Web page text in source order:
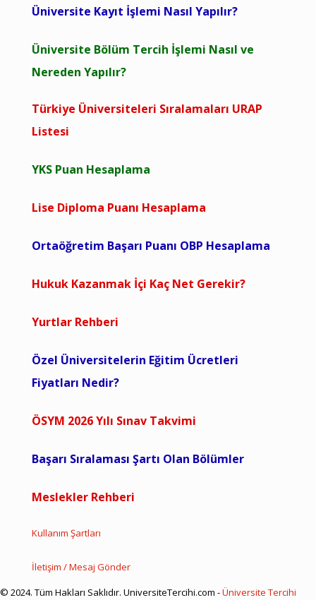
Üniversite Kayıt İşlemi Nasıl Yapılır?
Üniversite Bölüm Tercih İşlemi Nasıl ve
Nereden Yapılır?
Türkiye Üniversiteleri Sıralamaları URAP
Listesi
YKS Puan Hesaplama
Lise Diploma Puanı Hesaplama
Ortaöğretim Başarı Puanı OBP Hesaplama
Hukuk Kazanmak İçi Kaç Net Gerekir?
Yurtlar Rehberi
Özel Üniversitelerin Eğitim Ücretleri
Fiyatları Nedir?
ÖSYM 2026 Yılı Sınav Takvimi
Başarı Sıralaması Şartı Olan Bölümler
Meslekler Rehberi
Kullanım Şartları
İletişim / Mesaj Gönder
© 2024. Tüm Hakları Saklıdır. UniversiteTercihi.com -Üniversite Tercihi